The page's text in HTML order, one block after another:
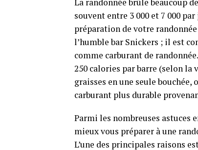
La randonnée brûle beaucoup
souvent entre 3 000 et 7 000
préparation de votre
l’humble bar Snickers ; il est
comme carburant de
250 calories par barre (selon la
graisses en une seule
carburant plus durable
Parmi les nombreuses astuces
mieux vous préparer à une
L’une des principales raisons